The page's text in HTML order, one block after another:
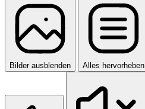
Bilder ausblenden Alles hervorheben